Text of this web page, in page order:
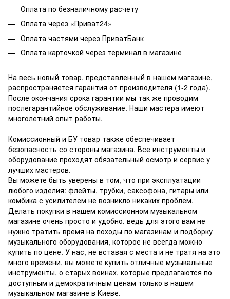
Оплата по безналичному расчету
Оплата через «Приват24»
Оплата частями через ПриватБанк
Оплата карточкой через терминал в магазине
На весь новый товар, представленный в нашем магазине,
распространяется гарантия от производителя (1-2 года).
После окончания срока гарантии мы так же проводим
послегарантийное обслуживание. Наши мастера имеют
многолетний опыт работы.
Комиссионный и БУ товар также обеспечивает
безопасность со стороны магазина. Все инструменты и
оборудование проходят обязательный осмотр и сервис у
лучших мастеров.
Вы можете быть уверены в том, что при эксплуатации
любого изделия: флейты, трубки, саксофона, гитары или
комбика с усилителем не возникло никаких проблем.
Делать покупки в нашем комиссионном музыкальном
магазине очень просто и удобно, ведь для этого вам не
нужно тратить время на походы по магазинам и подборку
музыкального оборудования, которое не всегда можно
купить по цене. У нас, не вставая с места и не тратя на это
много времени, вы можете купить отличные музыкальные
инструменты, о старых воинах, которые предлагаются по
доступным и демократичным ценам только в нашем
музыкальном магазине в Киеве.